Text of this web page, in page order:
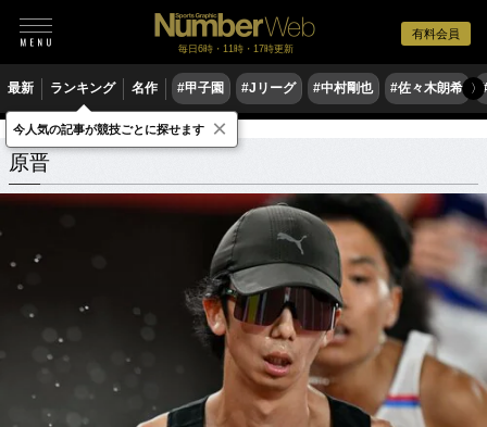
有料会員
毎日6時・11時・17時更新
最新 ランキング 名作 #甲子園 #Jリーグ #中村剛也 #佐々木朗希 〉
原晋 関連記事
原晋
今人気の記事が競技ごとに探せます ×